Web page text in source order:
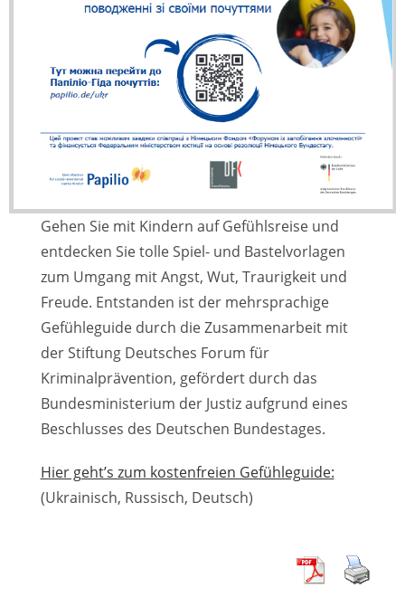
Gehen Sie mit Kindern auf Gefühlsreise und
entdecken Sie tolle Spiel- und Bastelvorlagen
zum Umgang mit Angst, Wut, Traurigkeit und
Freude. Entstanden ist der mehrsprachige
Gefühleguide durch die Zusammenarbeit mit
der Stiftung Deutsches Forum für
Kriminalprävention, gefördert durch das
Bundesministerium der Justiz aufgrund eines
Beschlusses des Deutschen Bundestages.
Hier geht’s zum kostenfreien Gefühleguide:
(Ukrainisch, Russisch, Deutsch)